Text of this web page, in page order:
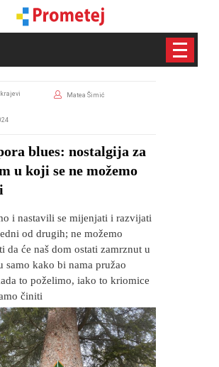
Matea Šimić
blues: nostalgija za
u koji se ne možemo
i nastavili se mijenjati i razvijati
od drugih; ne možemo
da će naš dom ostati zamrznut u
samo kako bi nama pružao
to poželimo, iako to kriomice
činiti